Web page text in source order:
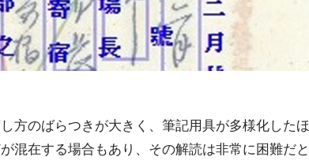
方のばらつきが大きく、筆記用具が多様化したほ
混在する場合もあり、その解読は非常に困難だと